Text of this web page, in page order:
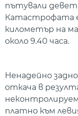
пътували
Катастрофата
километър на
около 9.40 часа.
Ненадейно
откача в
платно към